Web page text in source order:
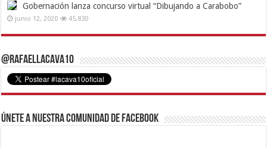
Gobernación lanza concurso virtual “Dibujando a Carabobo”
junio 12, 2020 45,830
@RafaelLacava10
Únete a nuestra comunidad de Facebook